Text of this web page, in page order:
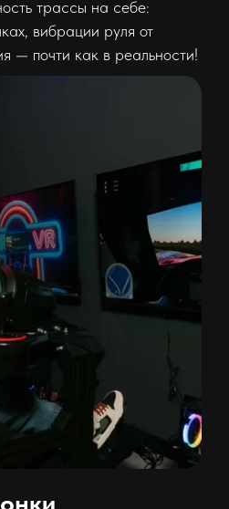
трассы на себе:
вибрации руля от
— почти как в реальности!